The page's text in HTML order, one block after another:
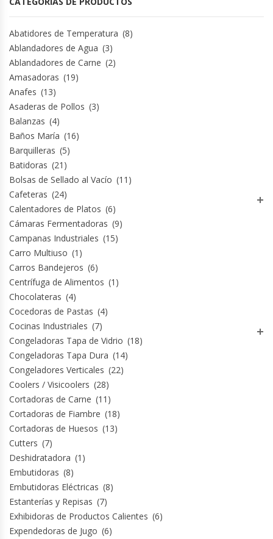
Moledoras De Carne
Molinillos Para Café
Mural De Lácteos
Ofertas Del Mes
Ollas Arroceras
Ovilladoras – Divisoras De Masa
Peladora De Papas
Picador De Hielo
Planchas Churrasqueras
Procesadoras De Alimentos
Puntos De Venta
Rallador De Pan
Ralladoras De Queso
Rebanadoras De Pan De Molde
Refrigeradores Industriales
Repuestos Hornos Turbos
Abatidores de Temperatura (8)
Ablandadores de Agua (3)
Ablandadores de Carne (2)
Amasadoras (19)
Anafes (13)
Asaderas de Pollos (3)
Balanzas (4)
Baños María (16)
Barquilleras (5)
Batidoras (21)
Bolsas de Sellado al Vacío (11)
Cafeteras (24)
Calentadores de Platos (6)
Cámaras Fermentadoras (9)
Campanas Industriales (15)
Carro Multiuso (1)
Carros Bandejeros (6)
Centrífuga de Alimentos (1)
Chocolateras (4)
Cocedoras de Pastas (4)
Cocinas Industriales (7)
Congeladoras Tapa de Vidrio (18)
Congeladoras Tapa Dura (14)
Congeladores Verticales (22)
Coolers / Visicoolers (28)
Cortadoras de Carne (11)
Cortadoras de Fiambre (18)
Cortadoras de Huesos (13)
Cutters (7)
Deshidratadora (1)
Embutidoras (8)
Embutidoras Eléctricas (8)
Estanterías y Repisas (7)
Exhibidoras de Productos Calientes (6)
Expendedoras de Jugo (6)